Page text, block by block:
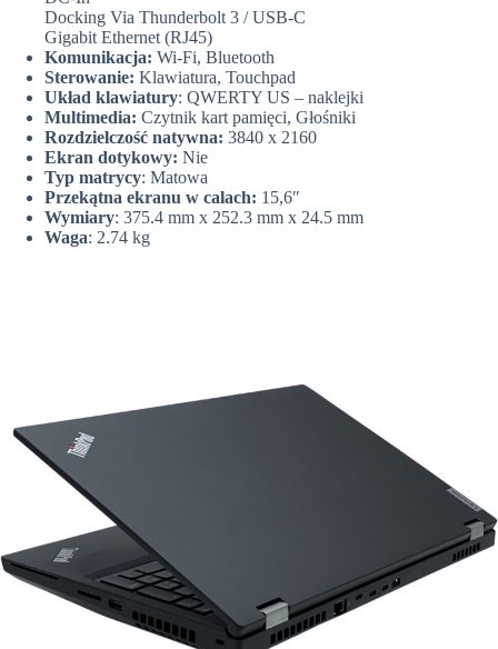
Docking Via Thunderbolt 3 / USB-C
Gigabit Ethernet (RJ45)
Komunikacja: Wi-Fi, Bluetooth
Sterowanie: Klawiatura, Touchpad
Układ klawiatury: QWERTY US – naklejki
Multimedia: Czytnik kart pamięci, Głośniki
Rozdzielczość natywna: 3840 x 2160
Ekran dotykowy: Nie
Typ matrycy: Matowa
Przekątna ekranu w calach: 15,6″
Wymiary: 375.4 mm x 252.3 mm x 24.5 mm
Waga: 2.74 kg